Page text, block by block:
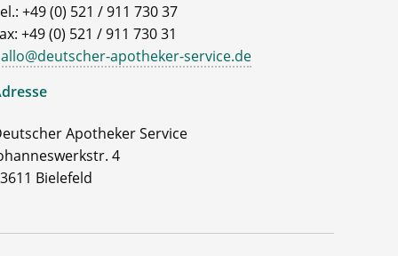
+49 (0) 521 / 911 730 37
+49 (0) 521 / 911 730 31
apotheker-service.de
Apotheker Service
4
Bielefeld